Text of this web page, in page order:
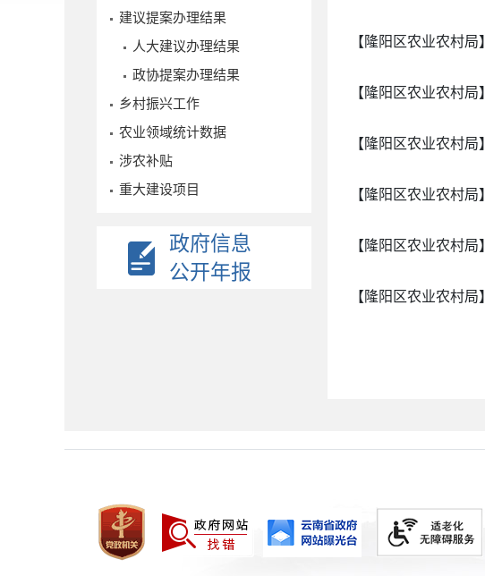
建议提案办理结果
人大建议办理结果
政协提案办理结果
乡村振兴工作
农业领域统计数据
涉农补贴
重大建设项目
政府信息
公开年报
【隆阳区农业农村局】
【隆阳区农业农村局】
【隆阳区农业农村局】
【隆阳区农业农村局】
【隆阳区农业农村局】
【隆阳区农业农村局】